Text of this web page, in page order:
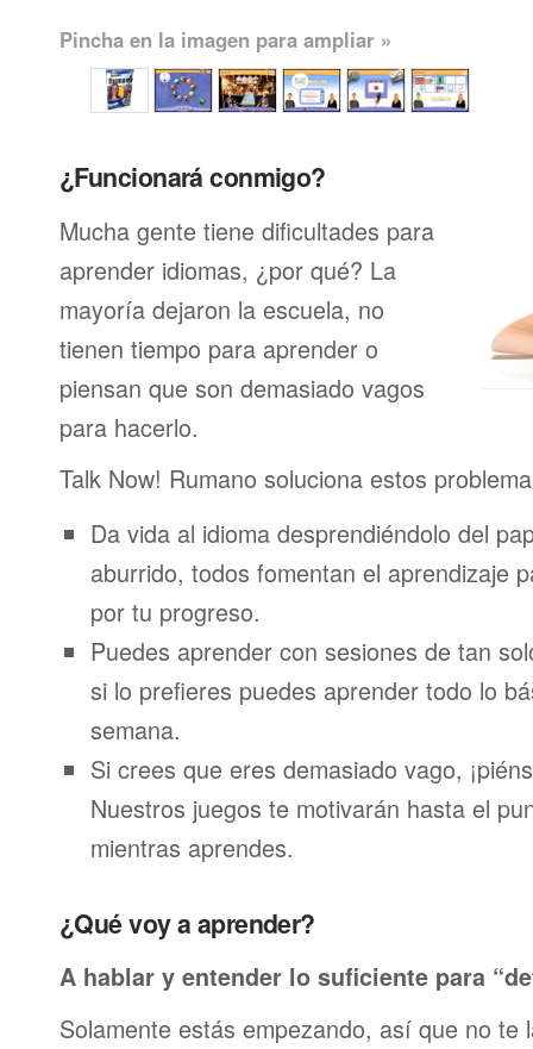
Pincha en la imagen para ampliar »
¿Funcionará conmigo?
Mucha gente tiene dificultades para
aprender idiomas, ¿por qué? La
mayoría dejaron la escuela, no
tienen tiempo para aprender o
piensan que son demasiado vagos
para hacerlo.
Talk Now! Rumano soluciona estos
Da vida al idioma desprendiéndolo del
aburrido, todos fomentan el aprendizaje
por tu progreso.
Puedes aprender con sesiones de tan
si lo prefieres puedes aprender todo lo
semana.
Si crees que eres demasiado vago,
Nuestros juegos te motivarán hasta el
mientras aprendes.
¿Qué voy a aprender?
A hablar y entender lo suficiente para
Solamente estás empezando, así que no te